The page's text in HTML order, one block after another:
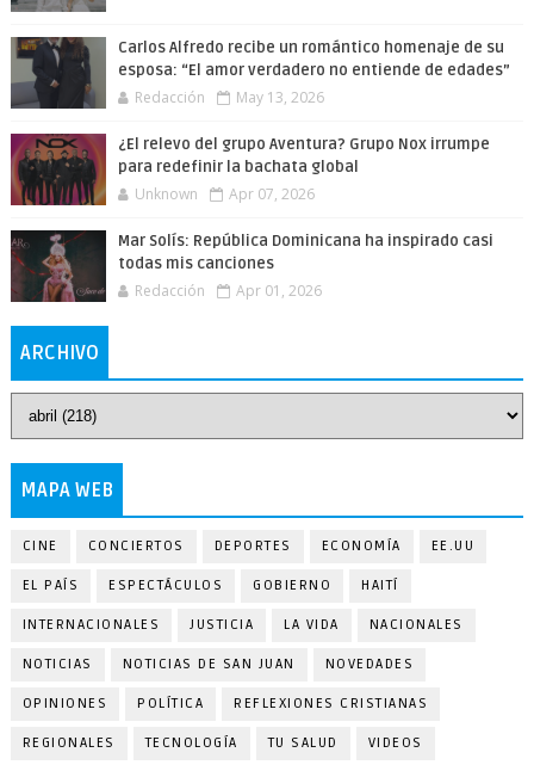
Carlos Alfredo recibe un romántico homenaje de su
esposa: “El amor verdadero no entiende de edades”
Redacción May 13, 2026
¿El relevo del grupo Aventura? Grupo Nox irrumpe
para redefinir la bachata global
Unknown Apr 07, 2026
Mar Solís: República Dominicana ha inspirado casi
todas mis canciones
Redacción Apr 01, 2026
ARCHIVO
MAPA WEB
CINE CONCIERTOS DEPORTES ECONOMÍA EE.UU
EL PAÍS ESPECTÁCULOS GOBIERNO HAITÍ
INTERNACIONALES JUSTICIA LA VIDA NACIONALES
NOTICIAS NOTICIAS DE SAN JUAN NOVEDADES
OPINIONES POLÍTICA REFLEXIONES CRISTIANAS
REGIONALES TECNOLOGÍA TU SALUD VIDEOS